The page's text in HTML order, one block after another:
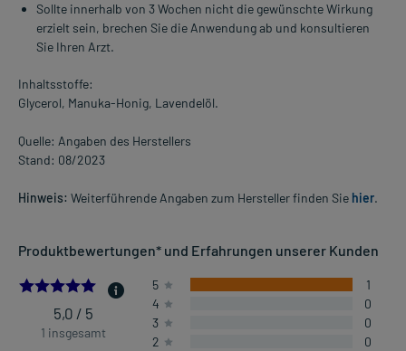
Sollte innerhalb von 3 Wochen nicht die gewünschte Wirkung
erzielt sein, brechen Sie die Anwendung ab und konsultieren
Sie Ihren Arzt.
Inhaltsstoffe:
Glycerol, Manuka-Honig, Lavendelöl.
Quelle: Angaben des Herstellers
Stand: 08/2023
Hinweis: Weiterführende Angaben zum Hersteller finden Sie hier.
Produktbewertungen* und Erfahrungen unserer Kunden
5.0
5,0 / 5
1 insgesamt
5
1
4
0
3
0
2
0